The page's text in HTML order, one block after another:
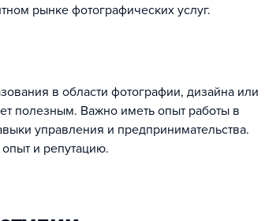
рынке фотографических услуг.
в области фотографии, дизайна или
полезным. Важно иметь опыт работы в
управления и предпринимательства.
и репутацию.